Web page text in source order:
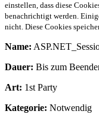
einstellen, dass diese
benachrichtigt werden.
nicht. Diese Cookies
Name:
Dauer: Bis zum
Art: 1st Party
Kategorie: Notwendig